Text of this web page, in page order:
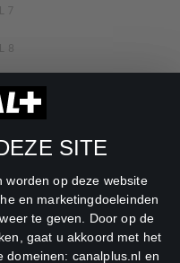
SITE
worden op deze website
en marketingdoeleinden
te geven. Door op de
gaat u akkoord met het
domeinen: canalplus.nl en
7
8
Z
Channel